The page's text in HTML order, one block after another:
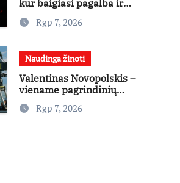
kur baigiasi pagalba ir
prasideda reklama?
Rgp 7, 2026
Naudinga žinoti
Valentinas Novopolskis –
viename pagrindinių
vaidmenų penkių šalių filme
„Nugalėtoja“: Lietuvos kino
teatruose – nuo rugpjūčio 7-
Rgp 7, 2026